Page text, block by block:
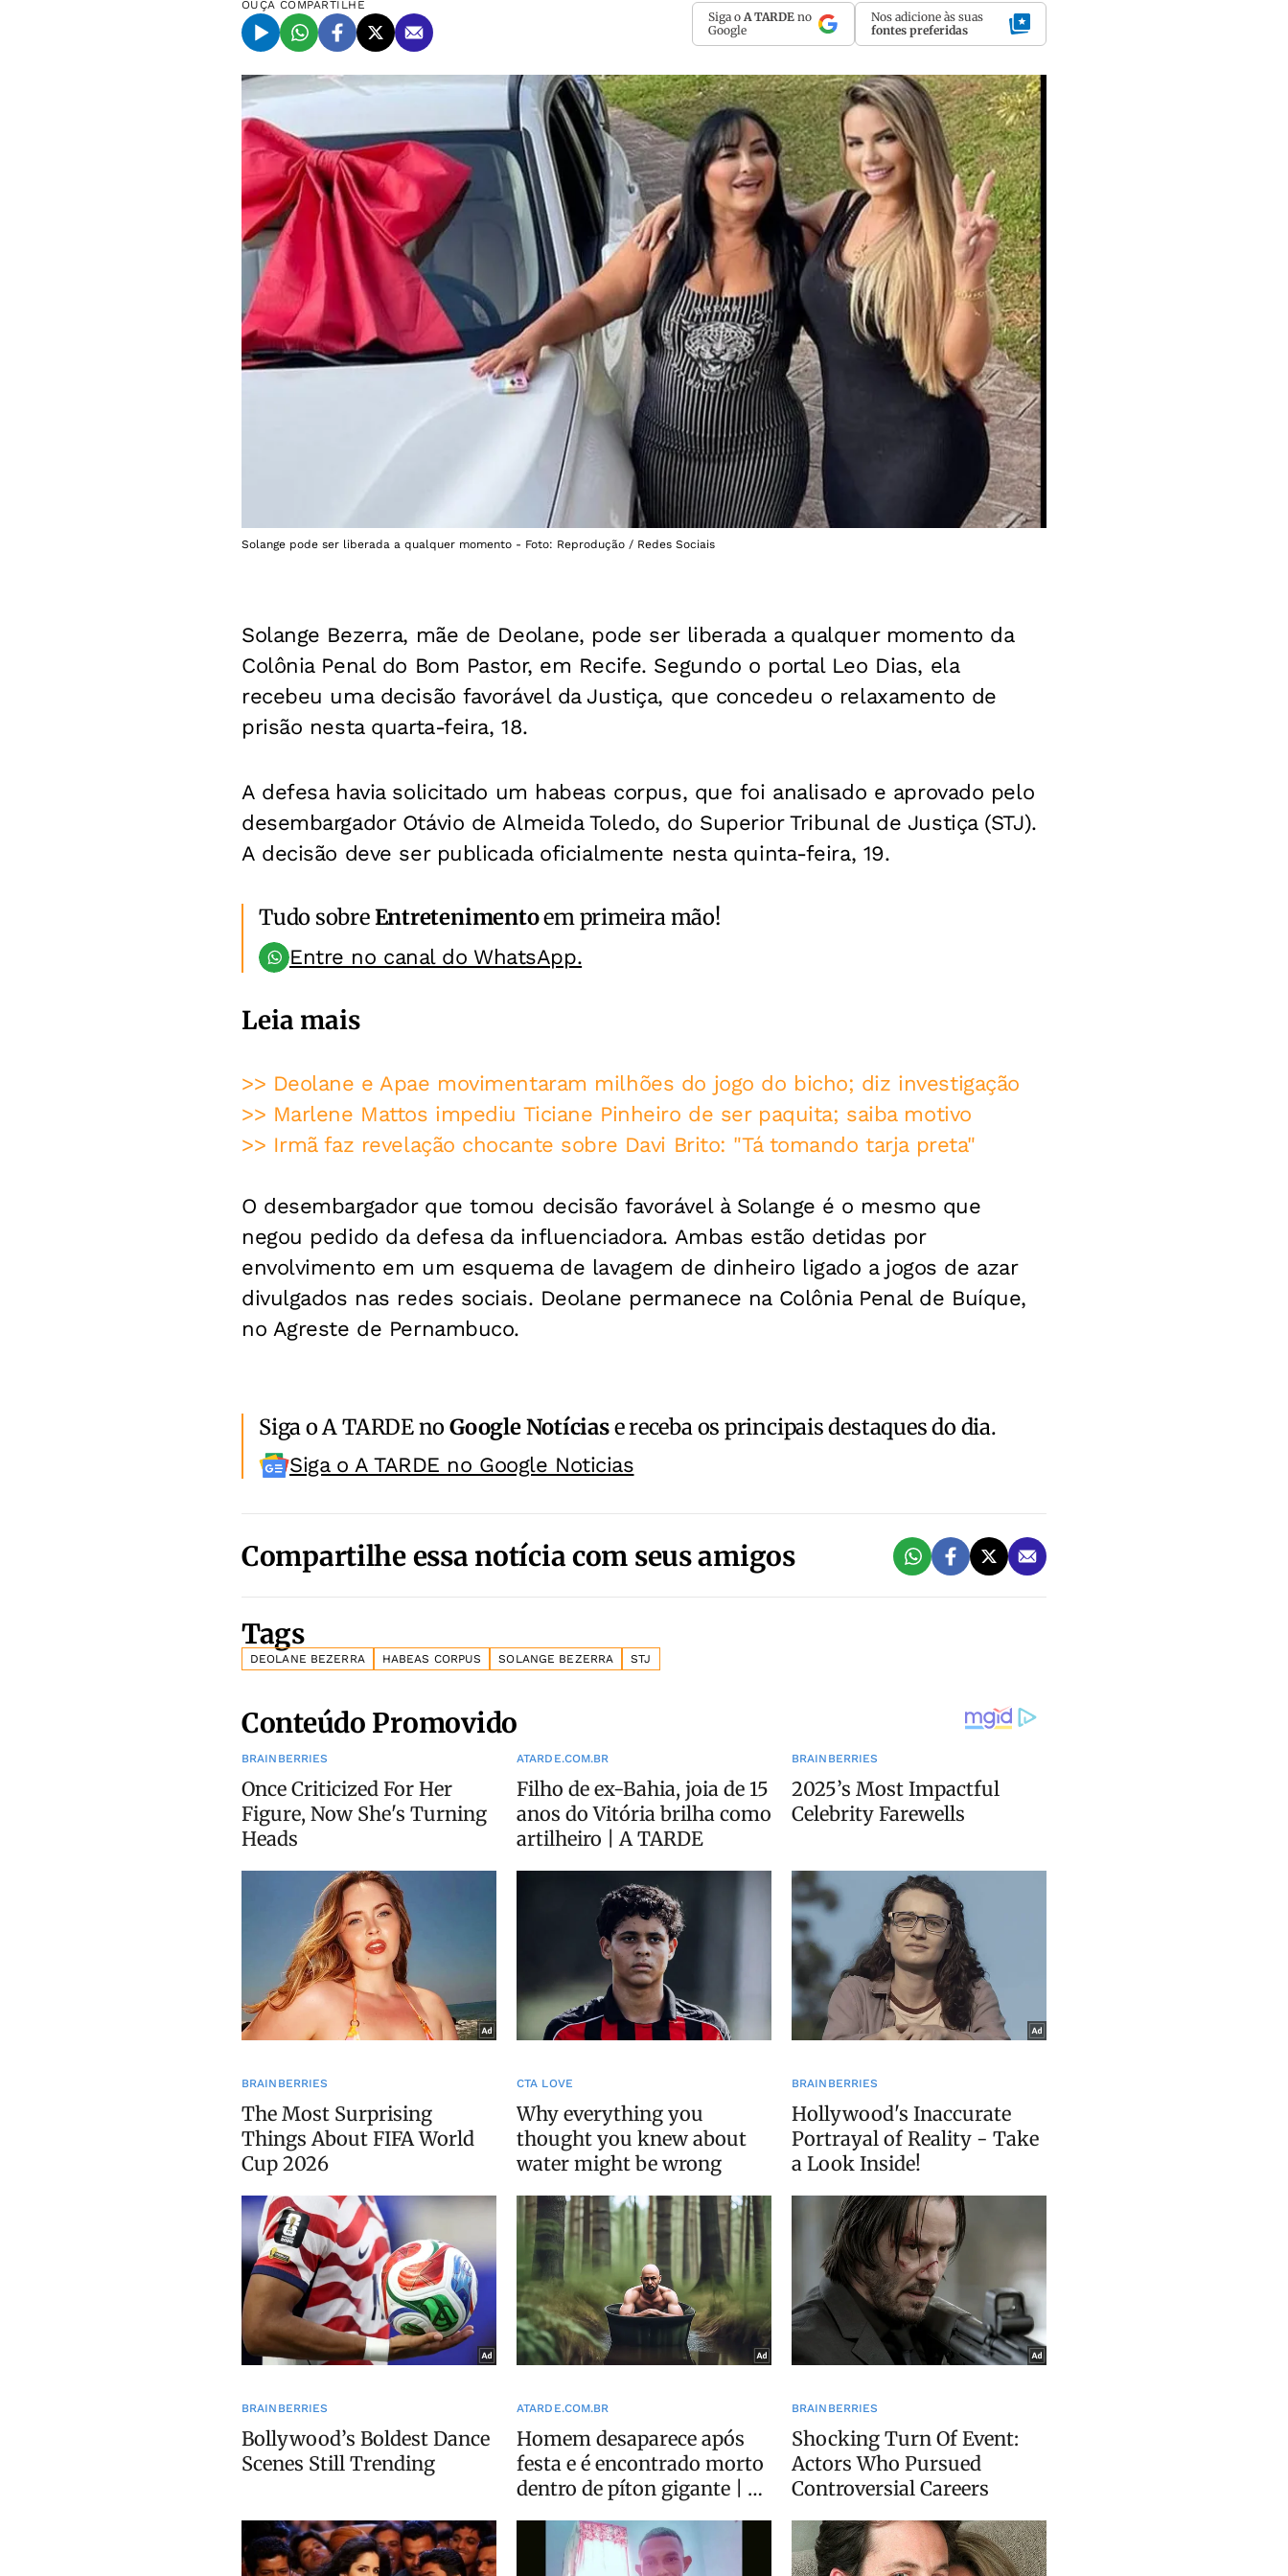
OUÇA COMPARTILHE
Siga o A TARDE no
Google
Nos adicione às suas
fontes preferidas
Solange pode ser liberada a qualquer momento - Foto: Reprodução / Redes Sociais
Solange Bezerra, mãe de Deolane, pode ser liberada a qualquer momento da
Colônia Penal do Bom Pastor, em Recife. Segundo o portal Leo Dias, ela
recebeu uma decisão favorável da Justiça, que concedeu o relaxamento de
prisão nesta quarta-feira, 18.
A defesa havia solicitado um habeas corpus, que foi analisado e aprovado pelo
desembargador Otávio de Almeida Toledo, do Superior Tribunal de Justiça (STJ).
A decisão deve ser publicada oficialmente nesta quinta-feira, 19.
Tudo sobreEntretenimentoem primeira mão!
Entre no canal do WhatsApp.
Leia mais
>> Deolane e Apae movimentaram milhões do jogo do bicho; diz investigação
>> Marlene Mattos impediu Ticiane Pinheiro de ser paquita; saiba motivo
>> Irmã faz revelação chocante sobre Davi Brito: "Tá tomando tarja preta"
O desembargador que tomou decisão favorável à Solange é o mesmo que
negou pedido da defesa da influenciadora. Ambas estão detidas por
envolvimento em um esquema de lavagem de dinheiro ligado a jogos de azar
divulgados nas redes sociais. Deolane permanece na Colônia Penal de Buíque,
no Agreste de Pernambuco.
Siga o A TARDE noGoogle Notíciase receba os principais destaques do dia.
Siga o A TARDE no Google Noticias
Compartilhe essa notícia com seus amigos
Tags
DEOLANE BEZERRA HABEAS CORPUS SOLANGE BEZERRA STJ